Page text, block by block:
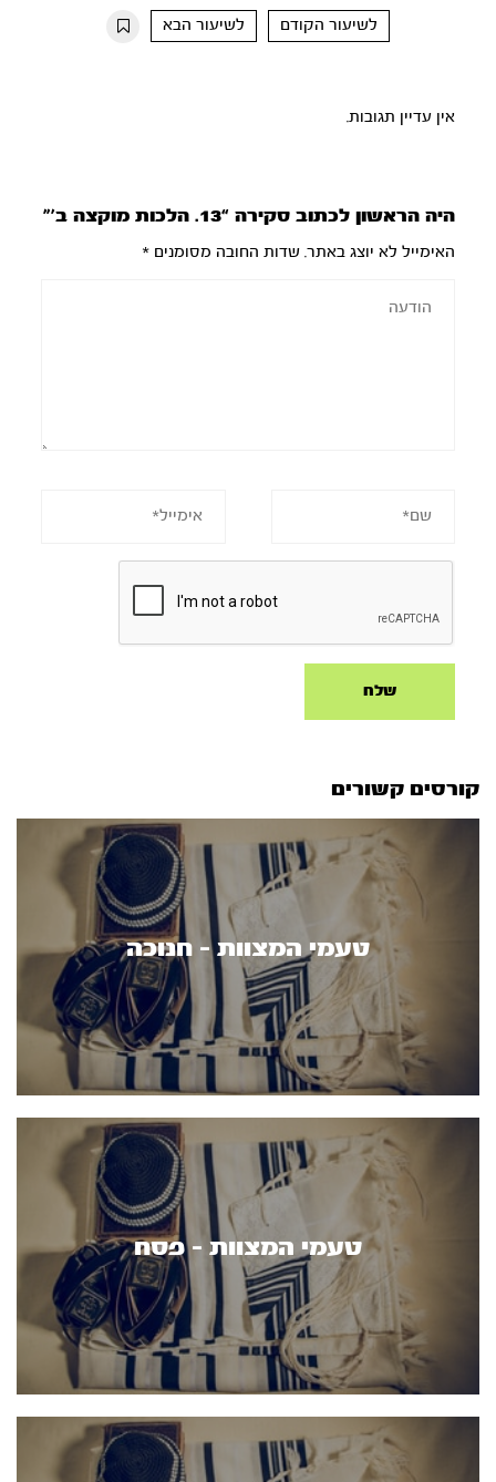
10s
10s
לשיעור הקודם
לשיעור הבא
אין עדיין תגובות.
היה הראשון לכתוב סקירה “13. הלכות מוקצה ב’”
האימייל לא יוצג באתר. שדות החובה מסומנים*
קורסים קשורים
טעמי המצוות - חנוכה
טעמי המצוות - פסח